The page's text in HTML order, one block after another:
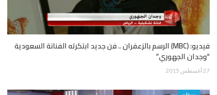
فيديو: (MBC) الرسم بالزعفران .. فن جديد ابتكرته الفنانة السعودية
“وجدان الجهوري”
27 أغسطس 2015